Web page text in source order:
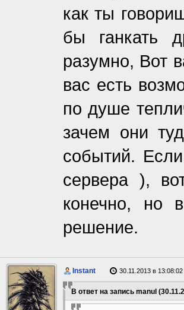
как ты
бы ганкать
разумно, Вот
вас есть
по душе
зачем они
событий.
сервера ),
конечно, но
решение.
Instant 30.11.2013 в 13:08:02
В ответ на запись manul